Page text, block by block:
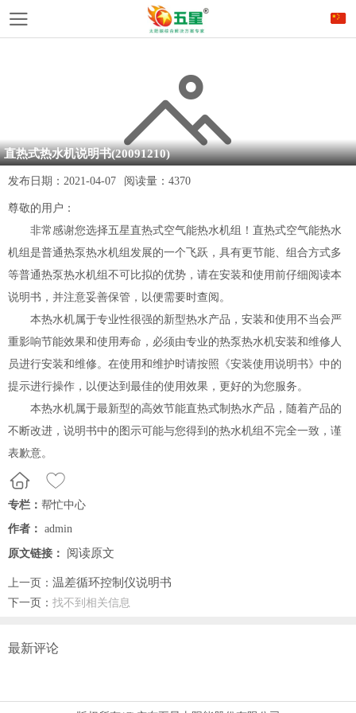
直热式热水机说明书(20091210)
发布日期： 2021-04-07 阅读量： 4370
尊敬的用户：
非常感谢您选择五星直热式空气能热水机组！直热式空气能热水
机组是普通热泵热水机组发展的一个飞跃，具有更节能、组合方式多
等普通热泵热水机组不可比拟的优势，请在安装和使用前仔细阅读本
说明书，并注意妥善保管，以便需要时查阅。
本热水机属于专业性很强的新型热水产品，安装和使用不当会严
重影响节能效果和使用寿命，必须由专业的热泵热水机安装和维修人
员进行安装和维修。在使用和维护时请按照《安装使用说明书》中的
提示进行操作，以便达到最佳的使用效果，更好的为您服务。
本热水机属于最新型的高效节能直热式制热水产品，随着产品的
不断改进，说明书中的图示可能与您得到的热水机组不完全一致，谨
表歉意。
专栏： 帮忙中心
作者： admin
原文链接： 阅读原文
上一页： 温差循环控制仪说明书
下一页： 找不到相关信息
最新评论